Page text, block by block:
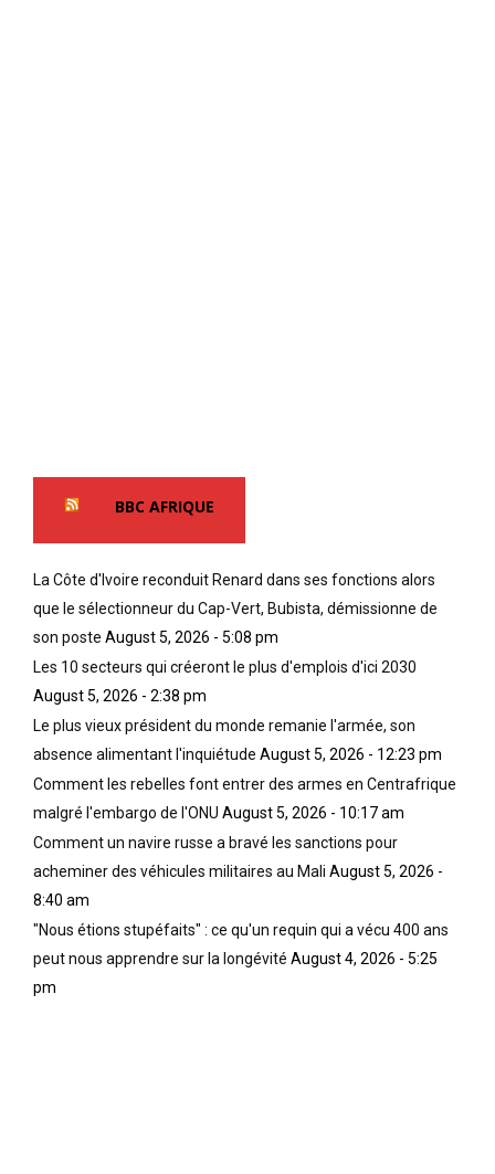
BBC AFRIQUE
La Côte d'Ivoire reconduit Renard dans ses fonctions alors
que le sélectionneur du Cap-Vert, Bubista, démissionne de
son poste August 5, 2026 - 5:08 pm
Les 10 secteurs qui créeront le plus d'emplois d'ici 2030
August 5, 2026 - 2:38 pm
Le plus vieux président du monde remanie l'armée, son
absence alimentant l'inquiétude August 5, 2026 - 12:23 pm
Comment les rebelles font entrer des armes en Centrafrique
malgré l'embargo de l'ONU August 5, 2026 - 10:17 am
Comment un navire russe a bravé les sanctions pour
acheminer des véhicules militaires au Mali August 5, 2026 -
8:40 am
"Nous étions stupéfaits" : ce qu'un requin qui a vécu 400 ans
peut nous apprendre sur la longévité August 4, 2026 - 5:25
pm